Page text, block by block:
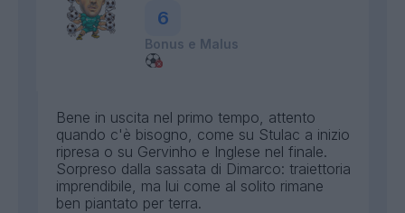
6
Bonus e Malus
Bene in uscita nel primo tempo, attento
quando c'è bisogno, come su Stulac a inizio
ripresa o su Gervinho e Inglese nel finale.
Sorpreso dalla sassata di Dimarco: traiettoria
imprendibile, ma lui come al solito rimane
ben piantato per terra.